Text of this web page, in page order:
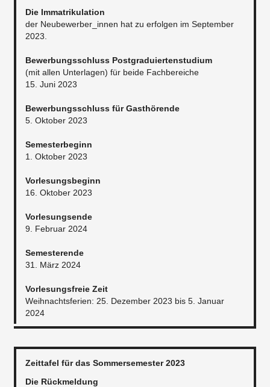
Die Immatrikulation
der Neubewerber_innen hat zu erfolgen im September
2023.
Bewerbungsschluss Postgraduiertenstudium
(mit allen Unterlagen) für beide Fachbereiche
15. Juni 2023
Bewerbungsschluss für Gasthörende
5. Oktober 2023
Semesterbeginn
1. Oktober 2023
Vorlesungsbeginn
16. Oktober 2023
Vorlesungsende
9. Februar 2024
Semesterende
31. März 2024
Vorlesungsfreie Zeit
Weihnachtsferien: 25. Dezember 2023 bis 5. Januar
2024
Zeittafel für das Sommersemester 2023
Die Rückmeldung